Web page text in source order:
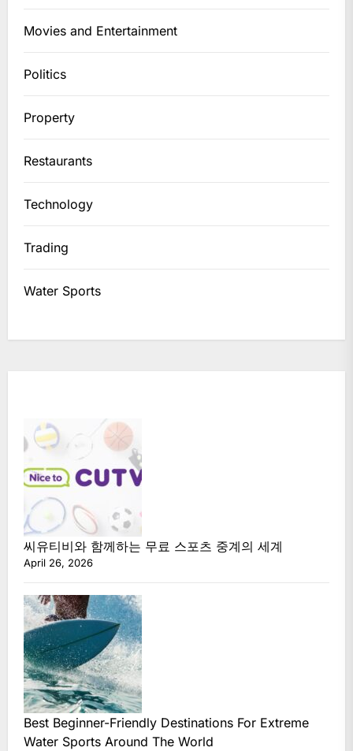
Movies and Entertainment
Politics
Property
Restaurants
Technology
Trading
Water Sports
씨유티비와 함께하는 무료 스포츠 중계의 세계
April 26, 2026
Best Beginner-Friendly Destinations For Extreme
Water Sports Around The World